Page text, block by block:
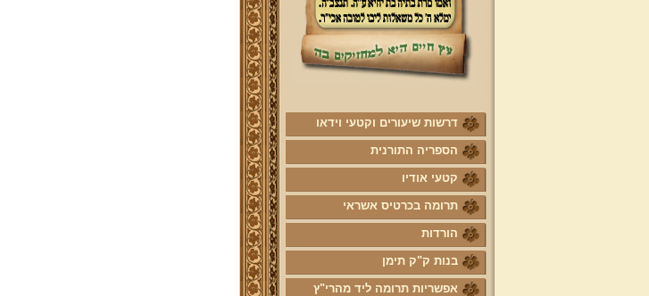
דרשות שיעורים וקטעי וידאו
הספריה התורנית
קטעי אודיו
תרומה בכרטיס אשראי
הורדות
בנות ק"ק תימן
אפשריות תרומה ליד מהרי"ץ